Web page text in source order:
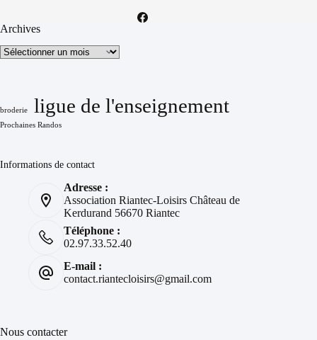
Archives
Archives
broderie ligue de l'enseignement
Prochaines Randos
Informations de contact
Adresse :
Association Riantec-Loisirs Château de
Kerdurand 56670 Riantec
Téléphone :
02.97.33.52.40
E-mail :
contact.riantecloisirs@gmail.com
Nous contacter